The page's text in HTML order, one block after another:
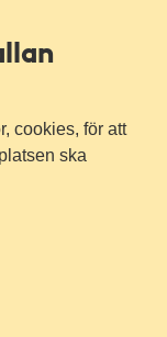
cookies, för att
ska